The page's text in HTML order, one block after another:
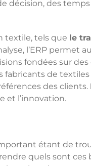
décision, des
textile, tels que le
l’ERP permet
fondées sur des
de textiles
des clients.
et l’innovation.
étant de
quels sont